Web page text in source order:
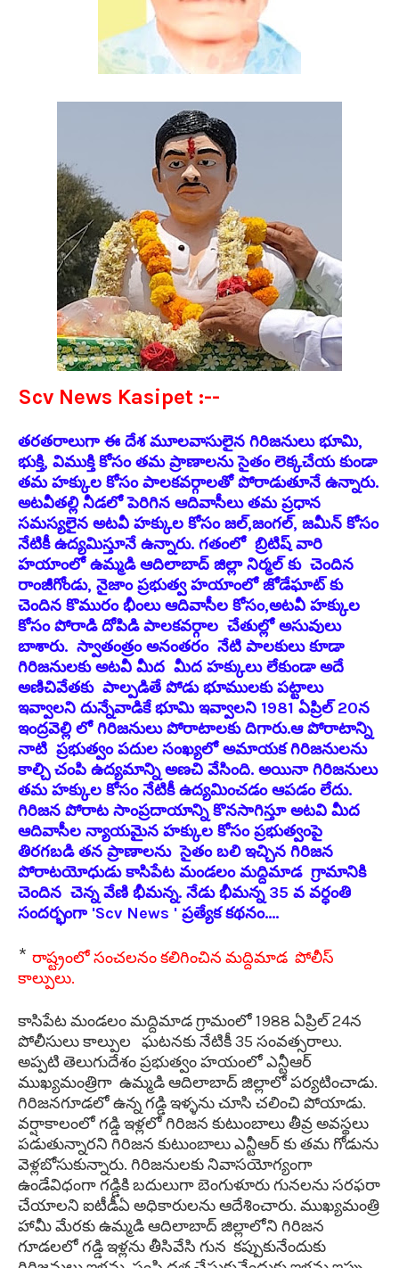
Scv News Kasipet :--
తరతరాలుగా ఈ దేశ మూలవాసులైన గిరిజనులు భూమి,
భుక్తి, విముక్తి కోసం తమ ప్రాణాలను సైతం లెక్కచేయ కుండా
తమ హక్కుల కోసం పాలకవర్గాలతో పోరాడుతూనే ఉన్నారు.
అటవీతల్లి నీడలో పెరిగిన ఆదివాసీలు తమ ప్రధాన
సమస్యలైన అటవీ హక్కుల కోసం జల్,జంగల్, జమీన్ కోసం
నేటికీ ఉద్యమిస్తూనే ఉన్నారు. గతంలో బ్రిటిష్ వారి
హయాంలో ఉమ్మడి ఆదిలాబాద్ జిల్లా నిర్మల్ కు చెందిన
రాంజీగోండు, నైజాం ప్రభుత్వ హయాంలో జోడేఘాట్ కు
చెందిన కొమురం భీంలు ఆదివాసీల కోసం,అటవీ హక్కుల
కోసం పోరాడి దోపిడి పాలకవర్గాల చేతుల్లో అసువులు
బాశారు. స్వాతంత్రం అనంతరం నేటి పాలకులు కూడా
గిరిజనులకు అటవీ మీద మీద హక్కులు లేకుండా అదే
అణిచివేతకు పాల్పడితే పోడు భూములకు పట్టాలు
ఇవ్వాలని దున్నేవాడికే భూమి ఇవ్వాలని 1981 ఏప్రిల్ 20న
ఇంద్రవెల్లి లో గిరిజనులు పోరాటాలకు దిగారు.ఆ పోరాటాన్ని
నాటి ప్రభుత్వం పదుల సంఖ్యలో అమాయక గిరిజనులను
కాల్చి చంపి ఉద్యమాన్ని అణచి వేసింది. అయినా గిరిజనులు
తమ హక్కుల కోసం నేటికీ ఉద్యమించడం ఆపడం లేదు.
గిరిజన పోరాట సాంప్రదాయాన్ని కొనసాగిస్తూ అటవి మీద
ఆదివాసీల న్యాయమైన హక్కుల కోసం ప్రభుత్వంపై
తిరగబడి తన ప్రాణాలను సైతం బలి ఇచ్చిన గిరిజన
పోరాటయోధుడు కాసిపేట మండలం మద్దిమాడ గ్రామానికి
చెందిన చెన్న వేణి భీమన్న. నేడు భీమన్న 35 వ వర్ధంతి
సందర్భంగా 'Scv News ' ప్రత్యేక కథనం....
* రాష్ట్రంలో సంచలనం కలిగించిన మద్దిమాడ పోలీస్
కాల్పులు.
కాసిపేట మండలం మద్దిమాడ గ్రామంలో 1988 ఏప్రిల్ 24న
పోలీసులు కాల్పుల ఘటనకు నేటికీ 35 సంవత్సరాలు.
అప్పటి తెలుగుదేశం ప్రభుత్వం హయంలో ఎన్టీఆర్
ముఖ్యమంత్రిగా ఉమ్మడి ఆదిలాబాద్ జిల్లాలో పర్యటించాడు.
గిరిజనగూడలో ఉన్న గడ్డి ఇళ్ళను చూసి చలించి పోయాడు.
వర్షాకాలంలో గడ్డి ఇళ్లలో గిరిజన కుటుంబాలు తీవ్ర అవస్థలు
పడుతున్నారని గిరిజన కుటుంబాలు ఎన్టీఆర్ కు తమ గోడును
వెళ్లబోసుకున్నారు. గిరిజనులకు నివాసయోగ్యంగా
ఉండేవిధంగా గడ్డికి బదులుగా బెంగుళూరు గునలను సరఫరా
చేయాలని ఐటీడీఏ అధికారులను ఆదేశించారు. ముఖ్యమంత్రి
హామీ మేరకు ఉమ్మడి ఆదిలాబాద్ జిల్లాలోని గిరిజన
గూడలలో గడ్డి ఇళ్లను తీసివేసి గున కప్పుకునేందుకు